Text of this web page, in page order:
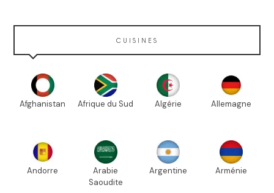
CUISINES
Afghanistan Afrique du Sud Algérie Allemagne
Andorre
Arabie
Saoudite
Argentine Arménie